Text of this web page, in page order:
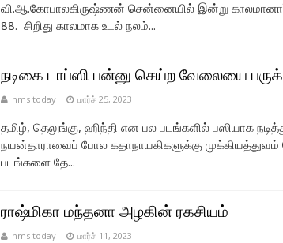
வி.ஆ.கோபாலகிருஷ்ணன் சென்னையில் இன்று
88. சிறிது காலமாக உடல் நலம்...
நடிகை டாப்ஸி பன்னு செய்ற வேலையை
nms today மார்ச் 25, 2023
தமிழ், தெலுங்கு, ஹிந்தி என பல படங்களில் பஸியாக
நயன்தாராவைப் போல கதாநாயகிகளுக்கு முக்கியத்துவம்
படங்களை தே...
ராஷ்மிகா மந்தனா அழகின் ரகசியம்
nms today மார்ச் 11, 2023